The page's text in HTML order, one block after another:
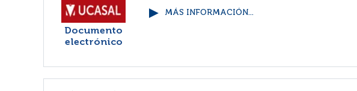
Documento
electrónico
MÁS INFORMACIÓN...